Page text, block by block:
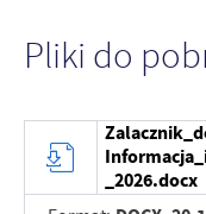
Pliki do
_2026.docx